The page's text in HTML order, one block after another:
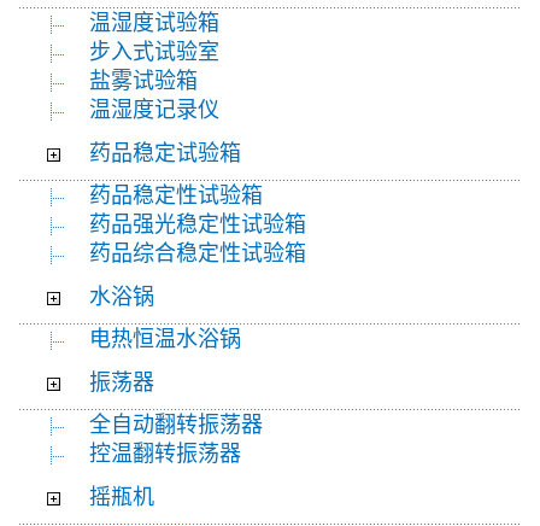
温湿度试验箱
步入式试验室
盐雾试验箱
温湿度记录仪
药品稳定试验箱
药品稳定性试验箱
药品强光稳定性试验箱
药品综合稳定性试验箱
水浴锅
电热恒温水浴锅
振荡器
全自动翻转振荡器
控温翻转振荡器
摇瓶机